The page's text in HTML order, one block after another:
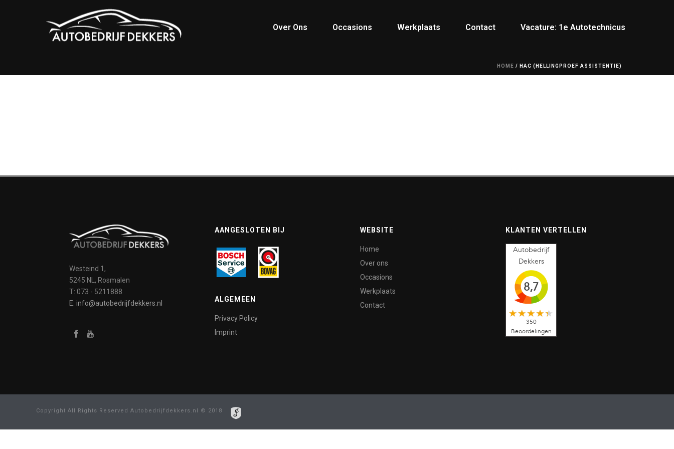
Over Ons Occasions Werkplaats Contact Vacature: 1e Autotechnicus
HOME / HAC (HELLINGPROEF ASSISTENTIE)
Westeind 1,
5245 NL, Rosmalen
T: 073 - 5211888
E: info@autobedrijfdekkers.nl
AANGESLOTEN BIJ
ALGEMEEN
Privacy Policy
Imprint
WEBSITE
Home
Over ons
Occasions
Werkplaats
Contact
KLANTEN VERTELLEN
Autobedrijf
Dekkers
8,7
350
Beoordelingen
Copyright All Rights Reserved Autobedrijfdekkers.nl © 2018